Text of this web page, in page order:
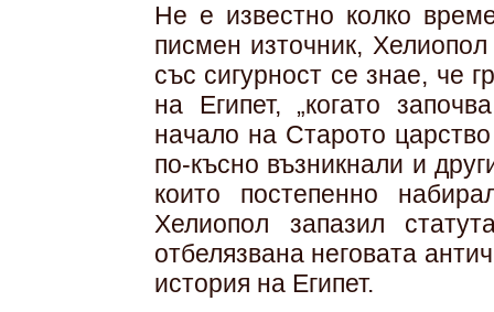
Не е известно колко
писмен източник,
със сигурност се знае, че
на Египет, „когато
начало на Старото
по-късно възникнали и
които постепенно
Хелиопол запазил
отбелязвана неговата
история на Египет.